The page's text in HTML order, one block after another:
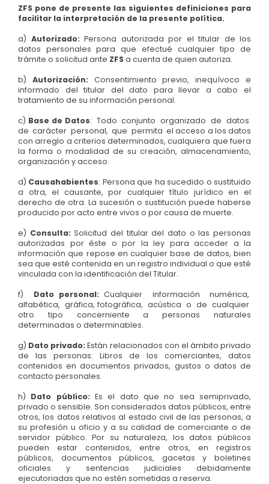
ZFS pone de presente las siguientes definiciones para
facilitar la interpretación de la presente política.
a) Autorizado: Persona autorizada por el titular de los
datos personales para que efectué cualquier tipo de
trámite o solicitud ante ZFSa cuenta de quien autoriza.
b) Autorización: Consentimiento previo, inequívoco e
informado del titular del dato para llevar a cabo el
tratamiento de su información personal.
c) Base de Datos: Todo conjunto organizado de datos
de carácter personal, que permita el acceso a los datos
con arreglo a criterios determinados, cualquiera que fuera
la forma o modalidad de su creación, almacenamiento,
organización y acceso.
d) Causahabientes: Persona que ha sucedido o sustituido
a otra, el causante, por cualquier título jurídico en el
derecho de otra. La sucesión o sustitución puede haberse
producido por acto entre vivos o por causa de muerte.
e) Consulta:Solicitud del titular del dato o las personas
autorizadas por éste o por la ley para acceder a la
información que repose en cualquier base de datos, bien
sea que esté contenida en un registro individual o que esté
vinculada con la identificación del Titular.
f) Dato personal: Cualquier información numérica,
alfabética, gráfica, fotográfica, acústica o de cualquier
otro tipo concerniente a personas naturales
determinadas o determinables.
g) Dato privado: Están relacionados con el ámbito privado
de las personas: Libros de los comerciantes, datos
contenidos en documentos privados, gustos o datos de
contacto personales.
h) Dato público: Es el dato que no sea semiprivado,
privado o sensible. Son considerados datos públicos, entre
otros, los datos relativos al estado civil de las personas, a
su profesión u oficio y a su calidad de comerciante o de
servidor público. Por su naturaleza, los datos públicos
pueden estar contenidos, entre otros, en registros
públicos, documentos públicos, gacetas y boletines
oficiales y sentencias judiciales debidamente
ejecutoriadas que no estén sometidas a reserva.